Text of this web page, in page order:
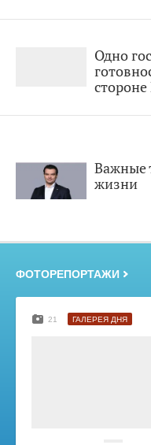
Одно
Важные
жизни
ФОТОРЕПОРТАЖИ
21 ГАЛЕРЕЯ ДНЯ